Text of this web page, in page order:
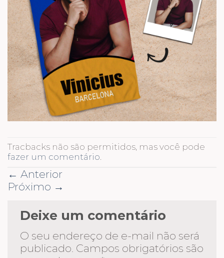
Tracbacks não são permitidos, mas você pode
fazer um comentário.
← Anterior
Próximo →
Deixe um comentário
O seu endereço de e-mail não será
publicado. Campos obrigatórios são